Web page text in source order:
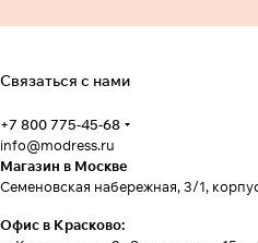
Связаться с нами
+7 800 775-45-68
info@modress.ru
Магазин в Москве
Семеновская набережная, 3/1,
Офис в Красково: